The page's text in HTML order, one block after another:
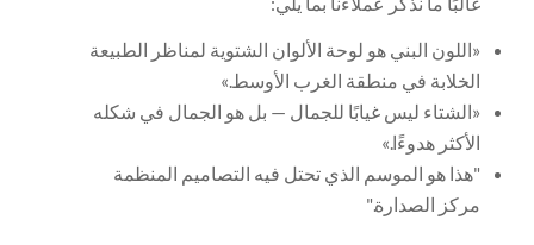
«اللون البني هو لوحة الألوان الشتوية لمناظر الطبيعة
الخلابة في منطقة الغرب الأوسط.»
«الشتاء ليس غيابًا للجمال — بل هو الجمال في شكله
الأكثر هدوءًا.»
"هذا هو الموسم الذي تحتل فيه التصاميم المنظمة
مركز الصدارة."